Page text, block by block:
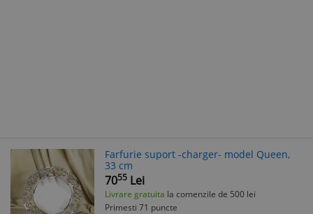
Farfurie suport -charger- model Queen,
33 cm
7055 Lei
Livrare gratuita la comenzile de 500 lei
Primesti 71 puncte